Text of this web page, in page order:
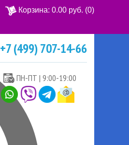
Корзина: 0.00 руб. (0)
+7 (499) 707-14-66
ПН-ПТ | 9:00-19:00